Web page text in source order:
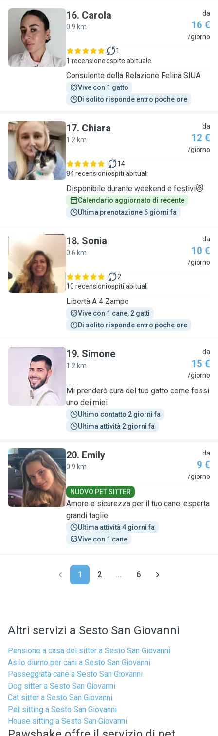
C
16. Carola
0.9 km
da
16 €
/giorno
1 recensione
1
ospite abituale
Consulente della Relazione Felina SIUA
Vive con 1 gatto
Di solito risponde entro poche ore
C
17. Chiara
1.2 km
da
12 €
/giorno
84 recensioni
14
ospiti abituali
Disponibile durante weekend e festivi😻
Calendario aggiornato di recente
Ultima prenotazione 6 giorni fa
S
18. Sonia
0.6 km
da
10 €
/giorno
10 recensioni
2
ospiti abituali
Libertà A 4 Zampe
Vive con 1 cane, 2 gatti
Di solito risponde entro poche ore
S
19. Simone
1.2 km
da
15 €
/giorno
Mi prenderò cura del tuo gatto come fossi
uno dei miei
Ultimo contatto 2 giorni fa
Ultima attività 2 giorni fa
E
20. Emily
0.9 km
da
9 €
/giorno
NUOVO PET SITTER
Amore e sicurezza per il tuo cane: esperta
grandi taglie
Ultima attività 4 giorni fa
Vive con 1 cane
1 2 ... 6
Altri servizi a Sesto San Giovanni
Pensione a casa del sitter a Sesto San Giovanni
Asilo diurno per cani a Sesto San Giovanni
Passeggiata cane a Sesto San Giovanni
Dog sitter a Sesto San Giovanni
Cat sitter a Sesto San Giovanni
Pet sitting a Sesto San Giovanni
House sitting a Sesto San Giovanni